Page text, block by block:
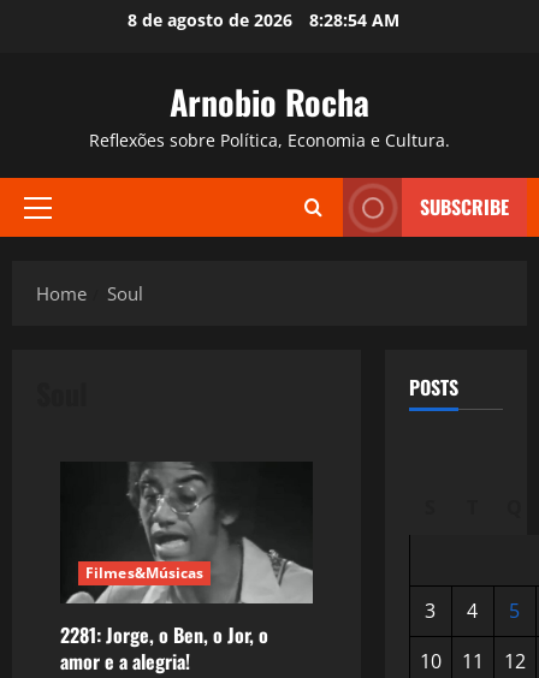
8 de agosto de 2026 8:28:55 AM
Arnobio Rocha
Reflexões sobre Política, Economia e Cultura.
Primary
SUBSCRIBE
Home Soul
Filmes&Músicas
2281: Jorge, o Ben, o Jor, o
amor e a alegria!
POSTS
3 4
5
10
11
12